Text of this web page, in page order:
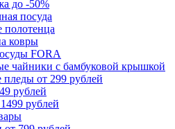
до -50%
посуда
ковры
FORA
чайники с бамбуковой крышкой
от 299 рублей
рублей
рублей